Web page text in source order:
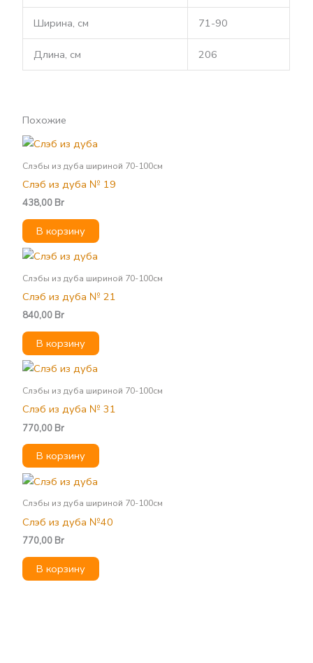
Ширина, cм 71-90
Длина, см 206
Похожие
Слэбы из дуба шириной 70-100см
Слэб из дуба № 19
438,00 Br
В корзину
Слэбы из дуба шириной 70-100см
Слэб из дуба № 21
840,00 Br
В корзину
Слэбы из дуба шириной 70-100см
Слэб из дуба № 31
770,00 Br
В корзину
Слэбы из дуба шириной 70-100см
Слэб из дуба №40
770,00 Br
В корзину